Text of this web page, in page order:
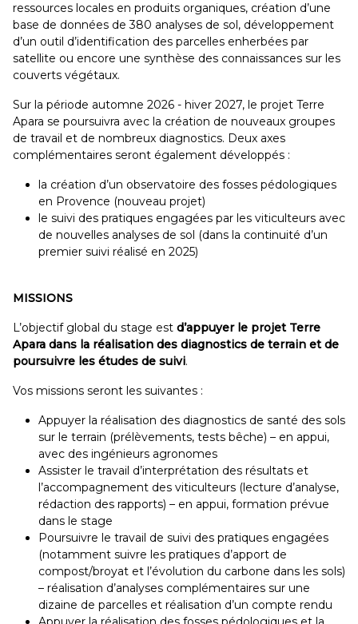
ressources locales en produits organiques, création d’une
base de données de 380 analyses de sol, développement
d’un outil d’identification des parcelles enherbées par
satellite ou encore une synthèse des connaissances sur les
couverts végétaux.
Sur la période automne 2026 - hiver 2027, le projet Terre
Apara se poursuivra avec la création de nouveaux groupes
de travail et de nombreux diagnostics. Deux axes
complémentaires seront également développés :
la création d’un observatoire des fosses pédologiques
en Provence (nouveau projet)
le suivi des pratiques engagées par les viticulteurs avec
de nouvelles analyses de sol (dans la continuité d’un
premier suivi réalisé en 2025)
MISSIONS
L’objectif global du stage est d’appuyer le projet Terre
Apara dans la réalisation des diagnostics de terrain et de
poursuivre les études de suivi.
Vos missions seront les suivantes :
Appuyer la réalisation des diagnostics de santé des sols
sur le terrain (prélèvements, tests bêche) – en appui,
avec des ingénieurs agronomes
Assister le travail d’interprétation des résultats et
l’accompagnement des viticulteurs (lecture d’analyse,
rédaction des rapports) – en appui, formation prévue
dans le stage
Poursuivre le travail de suivi des pratiques engagées
(notamment suivre les pratiques d’apport de
compost/broyat et l’évolution du carbone dans les sols)
– réalisation d’analyses complémentaires sur une
dizaine de parcelles et réalisation d’un compte rendu